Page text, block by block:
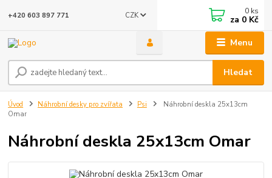
Menu
CZK
Hledat
+420 603 897 771 0 ks
za 0 Kč
Úvod Náhrobní desky pro zvířata Psi
Náhrobní deskla 25x13cm
Omar
Náhrobní deskla 25x13cm Omar